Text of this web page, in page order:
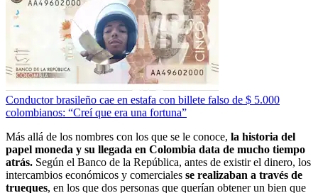
Conductor brasileño cae en estafa con billete falso de $ 5.000
colombianos: “Creí que era una fortuna”
Más allá de los nombres con los que se le conoce, la historia del
papel moneda y su llegada en Colombia data de mucho tiempo
atrás. Según el Banco de la República, antes de existir el dinero, los
intercambios económicos y comerciales se realizaban a través de
trueques, en los que dos personas que querían obtener un bien que